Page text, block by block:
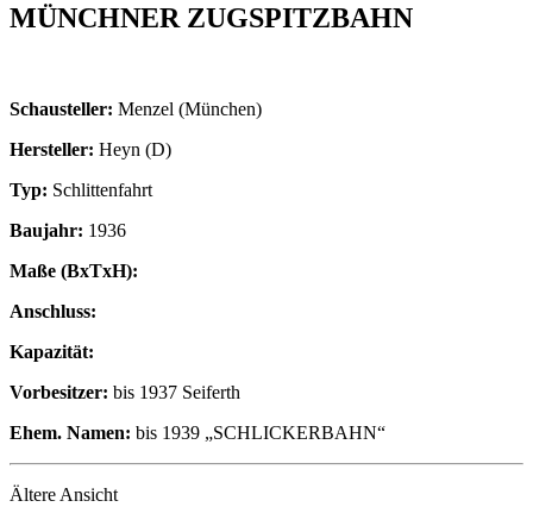
MÜNCHNER ZUGSPITZBAHN
Schausteller: Menzel (München)
Hersteller: Heyn (D)
Typ: Schlittenfahrt
Baujahr: 1936
Maße (BxTxH):
Anschluss:
Kapazität:
Vorbesitzer: bis 1937 Seiferth
Ehem. Namen: bis 1939 „SCHLICKERBAHN“
Ältere Ansicht